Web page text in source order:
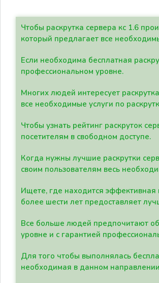
Чтобы раскрутка сервера кс 1.6
который предлагает все
Если необходима бесплатная
профессиональном уровне.
Многих людей интересует
все необходимые услуги по
Чтобы узнать рейтинг раскруток
посетителям в свободном доступе.
Когда нужны лучшие раскрутки
своим пользователям весь
Ищете, где находится эффективная
более шести лет предоставляет
Все больше людей предпочитают
уровне и с гарантией
Для того чтобы выполнялась
необходимая в данном